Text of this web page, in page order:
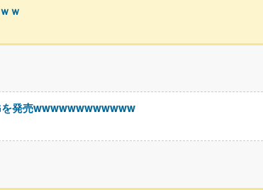
ｗ
を発売wwwwwwwwwwww